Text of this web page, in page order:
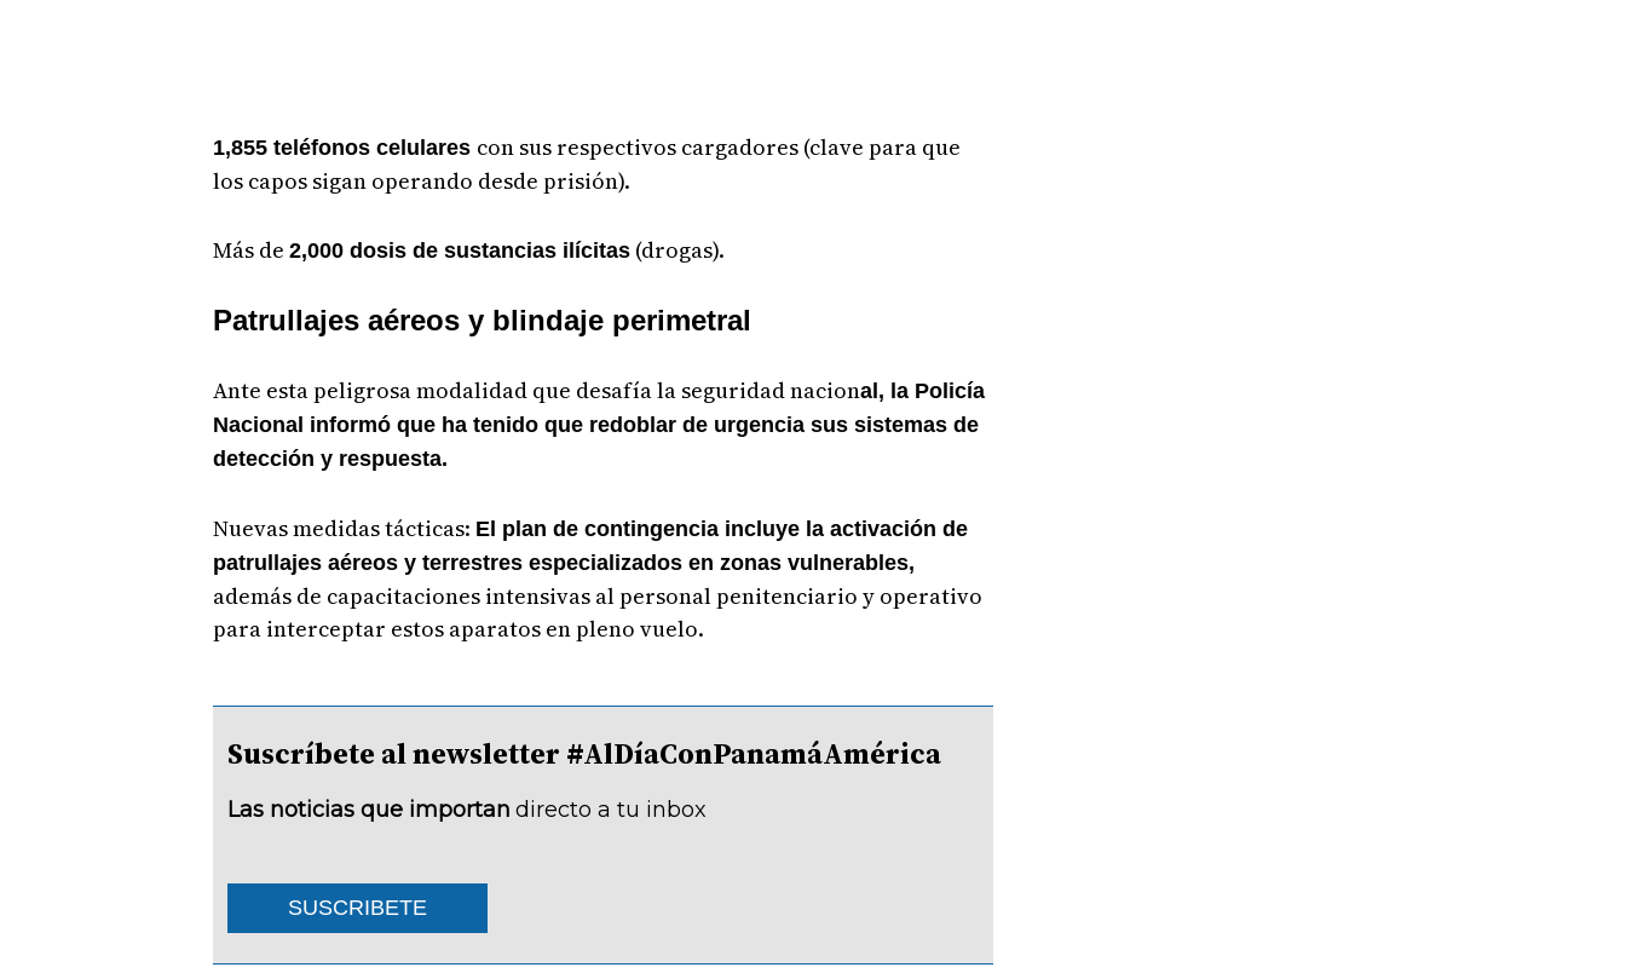
1,855 teléfonos celulares con sus respectivos cargadores (clave para que
los capos sigan operando desde prisión).
Más de 2,000 dosis de sustancias ilícitas(drogas).
Patrullajes aéreos y blindaje perimetral
Ante esta peligrosa modalidad que desafía la seguridad nacional, la Policía
Nacional informó que ha tenido que redoblar de urgencia sus sistemas de
detección y respuesta.
Nuevas medidas tácticas: El plan de contingencia incluye la activación de
patrullajes aéreos y terrestres especializados en zonas vulnerables,
además de capacitaciones intensivas al personal penitenciario y operativo
para interceptar estos aparatos en pleno vuelo.
Suscríbete al newsletter #AlDíaConPanamáAmérica
Las noticias que importan directo a tu inbox
SUSCRIBETE